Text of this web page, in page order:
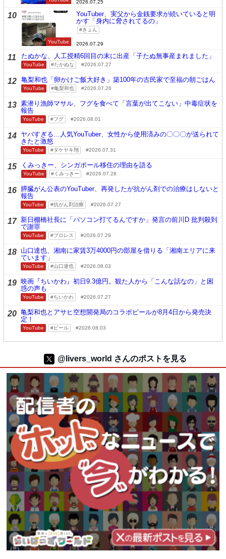
2026.07.25
10
YouTube
YouTuber、実父から金銭要求が続いていると明
かす「身内に脅されてるの」
きょん
2026.07.29
11 たぬかな、人工授精6回目の末に出産「子たぬ無事産まれました」
YouTube たかぬな 2026.07.27
12 亀梨和也「卵かけご飯大好き」築100年の古民家で至福の朝ごはん
YouTube 亀梨和也 2026.07.26
13 素潜り漁師マサル、フグを食べて「言葉が出てこない」中毒症状を
報告
YouTube フグ 2026.08.01
14 ヤバすぎる…人気YouTuber、女性から使用済みの〇〇〇が送られて
きたと激怒
YouTube タケヤキ翔 2026.07.31
15 くみっきー、シンガポール移住の理由を語る
YouTube くみっきー 2026.07.28
16 膵臓がん公表のYouTuber、再発したが抗がん剤での治療はしないと
報告
YouTube 抗がん剤治療 2026.07.27
17 新日棚橋社長に「パソコン打てるんですか」発言の前川D 批判殺到
で謝罪
YouTube プロレス 2026.07.29
18 山口達也、湘南に家賃3万4000円の部屋を借りる「湘南エリアに来
ています」
YouTube 山口達也 2026.08.03
19 映画『ちいかわ』初日9.3億円。観た人から「こんな話なの」と困
惑の声も
YouTube ちいかわ 2026.07.27
20 亀梨和也とアサヒ空想開発局のコラボビールが8月4日から発売決
定！
YouTube ビール 2026.08.03
@livers_world さんのポストを見る